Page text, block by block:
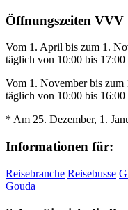
Öffnungszeiten VVV
Vom 1. April bis zum 1.
täglich von 10:00 bis
Vom 1. November bis
täglich von 10:00 bis
* Am 25. Dezember, 1.
Informationen für:
Reisebranche Reisebusse
Gouda